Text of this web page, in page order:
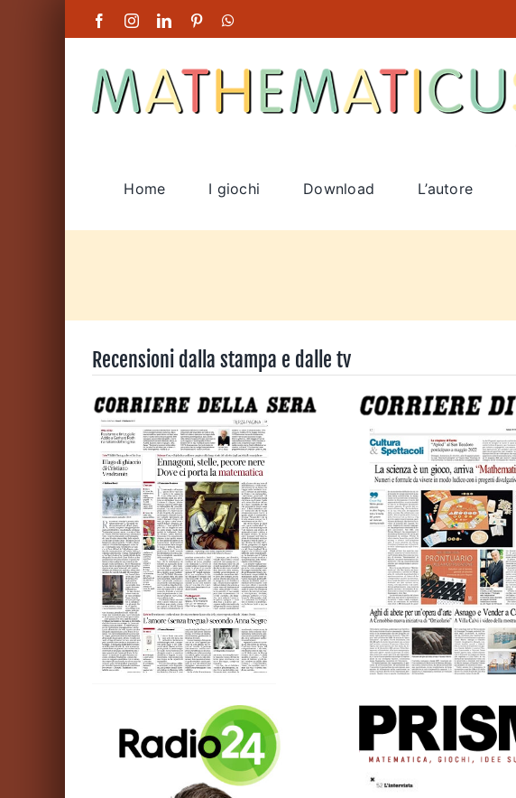
FacebookInstagramLinkedInPinterest
Home I giochi Download L’autore
Recensioni dalla stampa e dalle tv